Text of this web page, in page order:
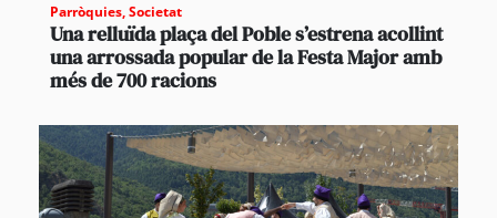
Parròquies,Societat
Una relluïda plaça del Poble s’estrena acollint
una arrossada popular de la Festa Major amb
més de 700 racions